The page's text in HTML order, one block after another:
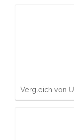
Vergleich von